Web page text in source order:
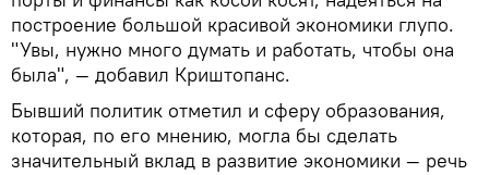
построение большой красивой экономики глупо.
"Увы, нужно много думать и работать, чтобы она
была", — добавил Криштопанс.
Бывший политик отметил и сферу образования,
которая, по его мнению, могла бы сделать
значительный вклад в развитие экономики — речь